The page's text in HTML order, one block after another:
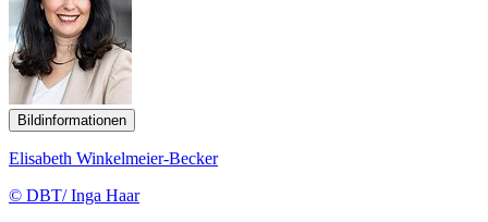
Bildinformationen
Elisabeth Winkelmeier-Becker
© DBT/ Inga Haar